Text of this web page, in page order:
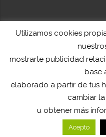
Facebook InstagramLinkedIn YouTube Twitter
Funciona gracias a
Utilizamos cookies
mostrarte publicidad